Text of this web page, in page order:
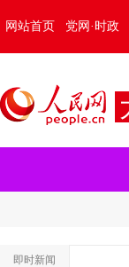
网站首页 党网·时政
即时新闻